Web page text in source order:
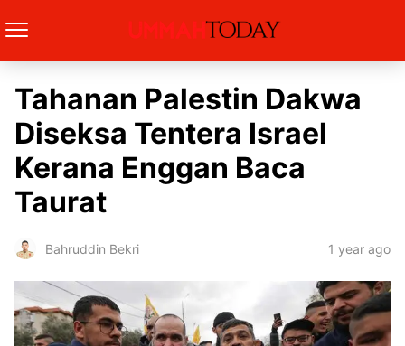
Tahanan Palestin Dakwa
Diseksa Tentera Israel
Kerana Enggan Baca
Taurat
Bahruddin Bekri 1 year ago